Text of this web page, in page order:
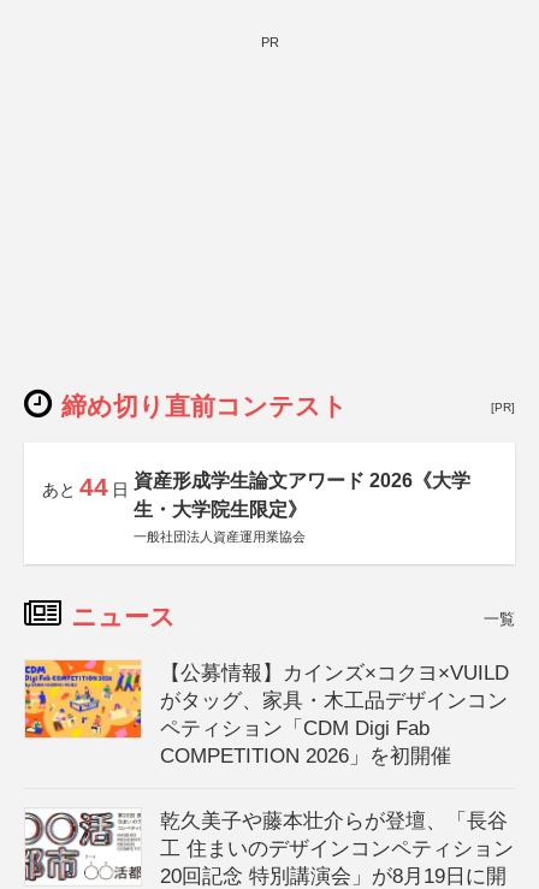
PR
締め切り直前コンテスト [PR]
あと 44 日 資産形成学生論文アワード 2026《大学
生・大学院生限定》
一般社団法人資産運用業協会
ニュース 一覧
【公募情報】カインズ×コクヨ×VUILD
がタッグ、家具・木工品デザインコン
ペティション「CDM Digi Fab
COMPETITION 2026」を初開催
乾久美子や藤本壮介らが登壇、「長谷
工 住まいのデザインコンペティション
20回記念 特別講演会」が8月19日に開